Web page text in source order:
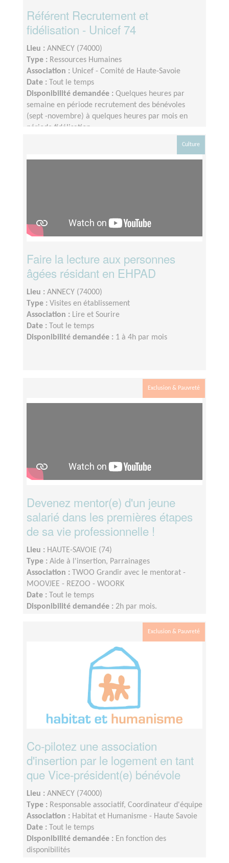
Référent Recrutement et
fidélisation - Unicef 74
Lieu : ANNECY (74000)
Type : Ressources Humaines
Association : Unicef - Comité de Haute-Savoie
Date :
Tout le temps
Disponibilité demandée : Quelques heures par
semaine en période recrutement des bénévoles
(sept -novembre) à quelques heures par mois en
période fidélisation
Culture
Faire la lecture aux personnes
âgées résidant en EHPAD
Lieu : ANNECY (74000)
Type : Visites en établissement
Association : Lire et Sourire
Date :
Tout le temps
Disponibilité demandée : 1 à 4h par mois
Exclusion & Pauvreté
Devenez mentor(e) d'un jeune
salarié dans les premières étapes
de sa vie professionnelle !
Lieu : HAUTE-SAVOIE (74)
Type : Aide à l'insertion, Parrainages
Association :
TWOO Grandir avec le mentorat -
MOOVJEE - REZOO - WOORK
Date :
Tout le temps
Disponibilité demandée : 2h par mois.
Exclusion & Pauvreté
Co-pilotez une association
d'insertion par le logement en tant
que Vice-président(e) bénévole
Lieu : ANNECY (74000)
Type : Responsable associatif, Coordinateur d'équipe
Association : Habitat et Humanisme - Haute Savoie
Date :
Tout le temps
Disponibilité demandée : En fonction des
disponibilités